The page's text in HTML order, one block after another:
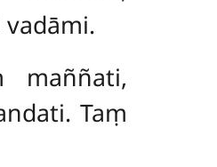
vadāmi.
maññati,
Taṃ